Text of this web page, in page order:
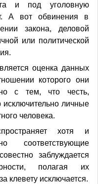
и под уголовную
А вот обвинения в
закона, деловой
или политической
оценка данных
которого они
с тем, что честь,
исключительно личные
человека.
хотя и
соответствующие
заблуждается
полагая их
клевету исключается.